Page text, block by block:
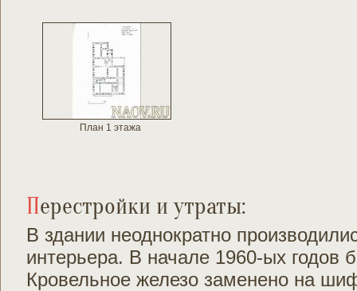
План 1 этажа
Перестройки и утраты:
В здании неоднократно
интерьера. В начале 1960-ых годов
Кровельное железо заменено на